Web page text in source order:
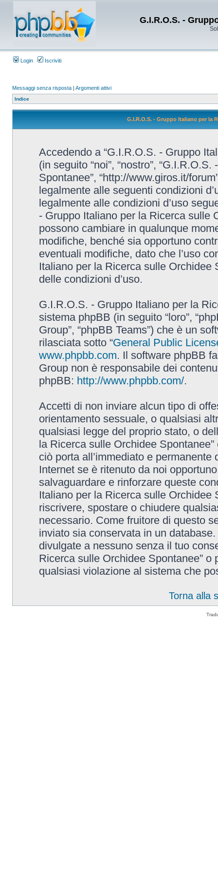
G.I.R.O.S. -
Login Iscriviti
Messaggi senza risposta | Argomenti attivi
Indice
G.I.R.O.S. - Gruppo Italiano per la
Accedendo a “G.I.R.O.S. - Gruppo
(in seguito “noi”, “nostro”,
Spontanee”, “http://www.giros.it/
legalmente alle seguenti condizioni
legalmente alle condizioni d’uso
- Gruppo Italiano per la Ricerca sulle
possono cambiare in qualunque
modifiche, benché sia opportuno
eventuali modifiche, dato che l’uso
Italiano per la Ricerca sulle Orchidee
delle condizioni d’uso.
G.I.R.O.S. - Gruppo Italiano per la
sistema phpBB (in seguito “loro”,
Group”, “phpBB Teams”) che è un
rilasciata sotto “General Public
www.phpbb.com. Il software phpBB
Group non è responsabile dei
phpBB: http://www.phpbb.com/.
Accetti di non inviare alcun tipo di
orientamento sessuale, o qualsiasi
qualsiasi legge del proprio stato, o
la Ricerca sulle Orchidee
ciò porta all’immediato e
Internet se è ritenuto da noi
salvaguardare e rinforzare queste
Italiano per la Ricerca sulle Orchidee
riscrivere, spostare o chiudere
necessario. Come fruitore di questo
inviato sia conservata in un
divulgate a nessuno senza il tuo
Ricerca sulle Orchidee Spontanee”
qualsiasi violazione al sistema che
Torna alla